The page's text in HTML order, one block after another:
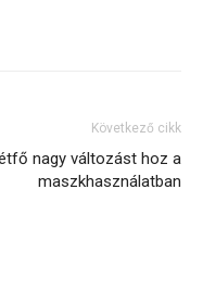
Következő cikk
nagy változást hoz a
maszkhasználatban